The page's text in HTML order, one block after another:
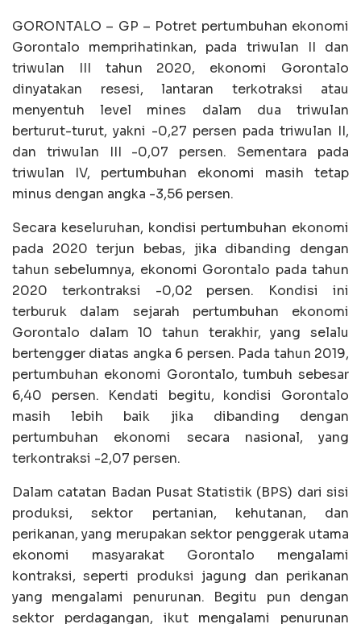
GORONTALO – GP – Potret pertumbuhan ekonomi
Gorontalo memprihatinkan, pada triwulan II dan
triwulan III tahun 2020, ekonomi Gorontalo
dinyatakan resesi, lantaran terkotraksi atau
menyentuh level mines dalam dua triwulan
berturut-turut, yakni -0,27 persen pada triwulan II,
dan triwulan III -0,07 persen. Sementara pada
triwulan IV, pertumbuhan ekonomi masih tetap
minus dengan angka -3,56 persen.
Secara keseluruhan, kondisi pertumbuhan ekonomi
pada 2020 terjun bebas, jika dibanding dengan
tahun sebelumnya, ekonomi Gorontalo pada tahun
2020 terkontraksi -0,02 persen. Kondisi ini
terburuk dalam sejarah pertumbuhan ekonomi
Gorontalo dalam 10 tahun terakhir, yang selalu
bertengger diatas angka 6 persen. Pada tahun 2019,
pertumbuhan ekonomi Gorontalo, tumbuh sebesar
6,40 persen. Kendati begitu, kondisi Gorontalo
masih lebih baik jika dibanding dengan
pertumbuhan ekonomi secara nasional, yang
terkontraksi -2,07 persen.
Dalam catatan Badan Pusat Statistik (BPS) dari sisi
produksi, sektor pertanian, kehutanan, dan
perikanan, yang merupakan sektor penggerak utama
ekonomi masyarakat Gorontalo mengalami
kontraksi, seperti produksi jagung dan perikanan
yang mengalami penurunan. Begitu pun dengan
sektor perdagangan, ikut mengalami penurunan